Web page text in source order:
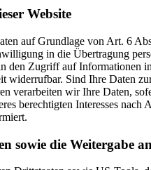
Website
auf Grundlage von Art. 6
in die Übertragung
Zugriff auf
Sind Ihre Daten
wir Ihre Daten,
berechtigten Interesses
sowie die Weitergabe